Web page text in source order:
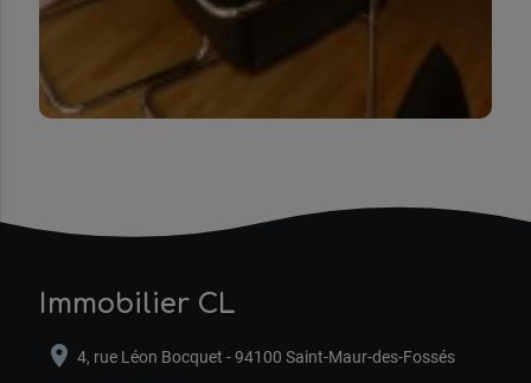
Immobilier CL
location_on 4, rue Léon Bocquet - 94100 Saint-Maur-des-Fossés